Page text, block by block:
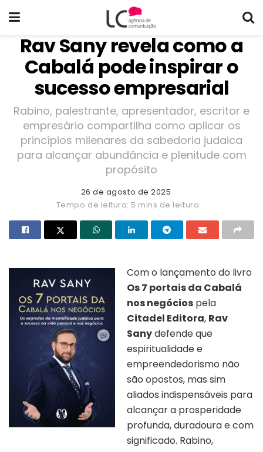
Rav Sany revela como a
Cabalá pode inspirar o
sucesso empresarial
Rabino, palestrante, apresentador, escritor e
empresário compartilha como aplicar os
princípios milenares da sabedoria judaica
para alcançar abundância e plenitude com
propósito
26 de agosto de 2025
Tempo de leitura: 5 mins de leitura
Com o lançamento do livro
Os 7 portais da Cabalá
nos negócios pela
Citadel Editora, Rav
Sanydefende que
espiritualidade e
empreendedorismo não
são opostos, mas sim
aliados indispensáveis para
alcançar a prosperidade
profunda, duradoura e com
significado. Rabino,